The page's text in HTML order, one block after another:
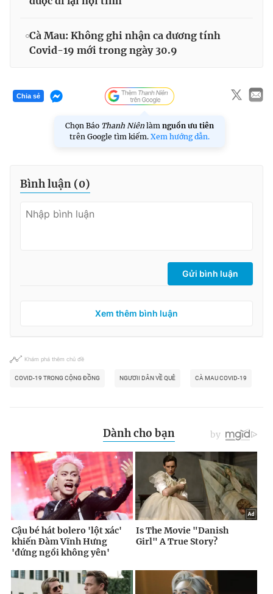
Cà Mau: Không ghi nhận ca dương tính
Covid-19 mới trong ngày 30.9
Chia sẻ
Chọn Báo Thanh Niên làm nguồn ưu tiên
trên Google tìm kiếm. Xem hướng dẫn.
Bình luận (0)
Gửi bình luận
Xem thêm bình luận
Khám phá thêm chủ đề
COVID-19 TRONG CỘNG ĐỒNG NGƯƠII DÂN VỀ QUÊ CÀ MAU COVID-19